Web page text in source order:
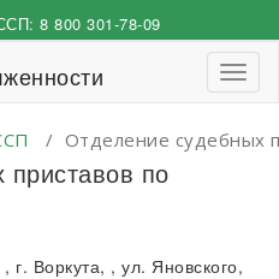
8 800 301-78-09
/ Отделение судебных
по
Воркута, , ул. Яновского,